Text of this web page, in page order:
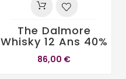
The Dalmore
Whisky 12 Ans 40%
86,00 €